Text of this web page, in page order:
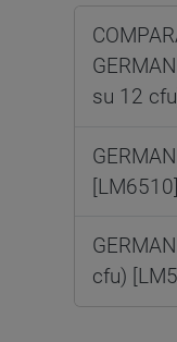
su 12
[LM6510]
cfu)